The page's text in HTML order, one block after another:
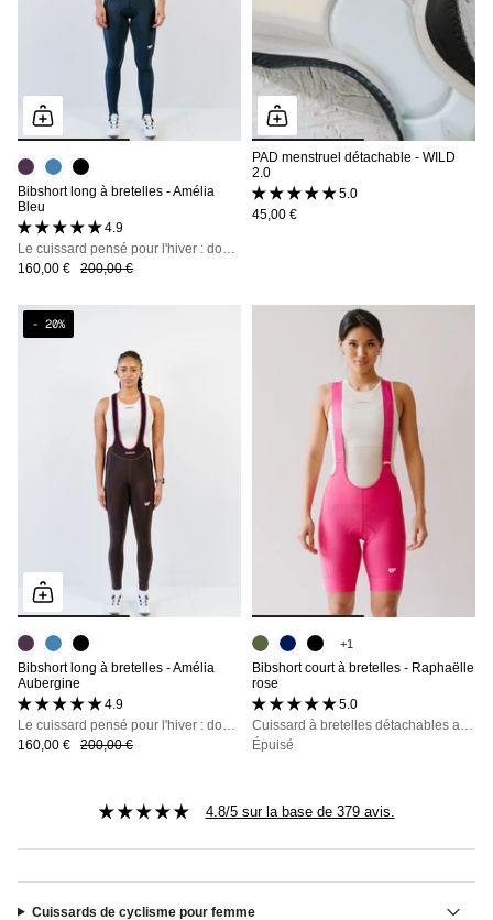
Bibshort long à bretelles - Amélia
Bleu
4.9 (16 avis)
160,00 €
200,00 €
PAD menstruel détachable - WILD
2.0
5.0 (1 avis)
45,00 €
- 20%
Bibshort long à bretelles - Amélia
Aubergine
4.9 (16 avis)
160,00 €
200,00 €
+1
Bibshort court à bretelles - Raphaëlle
rose
5.0 (53 avis)
Épuisé
4.8/5 sur la base de 379 avis.
Cuissards de cyclisme pour femme